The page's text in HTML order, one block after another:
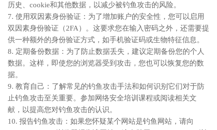
历史、cookie和其他数据，以减少被钓鱼攻击的风险。
7. 使用双因素身份验证：为了增加账户的安全性，您可以启用
双因素身份验证（2FA）。这要求您在输入密码之外，还需要提
供一种额外的身份验证方式，如手机验证码或生物特征信息。
8. 定期备份数据：为了防止数据丢失，建议定期备份您的个人
数据。这样，即使您的浏览器受到攻击，您也可以恢复您的数
据。
9. 教育自己：了解常见的钓鱼攻击手法和如何识别它们对于防
止钓鱼攻击至关重要。参加网络安全培训课程或阅读相关文
献，以提高您对钓鱼攻击的认识。
10. 报告钓鱼攻击：如果您怀疑某个网站是钓鱼网站，请向